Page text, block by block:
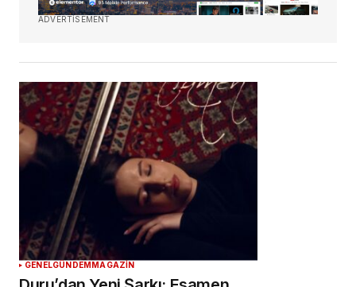
ADVERTISEMENT
GENELGÜNDEMMAGAZİN